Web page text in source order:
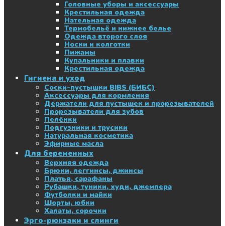
Головные уборы и аксессуары
Крестильная одежда
Нательная одежда
Термобельё и нижнее белье
Одежда второго слоя
Носки и колготки
Пижамы
Купальники и плавки
Крестильная одежда
Гигиена и уход
Соски-пустышки BIBS (БИБС)
Аксессуары для кормления
Держатели для пустышек и прорезывателей
Прорезыватели для зубов
Пелёнки
Подгузники и трусики
Натуральная косметика
Эфирные масла
Для беременных
Верхняя одежда
Брюки, леггинсы, джинсы
Платья, сарафаны
Рубашки, туники, худи, джемпера
Футболки и майки
Шорты, юбки
Халаты, сорочки
Эрго-рюкзаки и слинги